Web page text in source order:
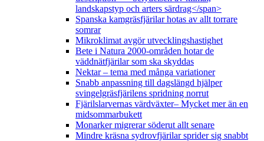
landskapstyp och arters särdrag</span>
Spanska kamgräsfjärilar hotas av allt torrare
somrar
Mikroklimat avgör utvecklingshastighet
Bete i Natura 2000-områden hotar de
väddnätfjärilar som ska skyddas
Nektar – tema med många variationer
Snabb anpassning till dagslängd hjälper
svingelgräsfjärilens spridning norrut
Fjärilslarvernas värdväxter– Mycket mer än en
midsommarbukett
Monarker migrerar söderut allt senare
Mindre kräsna sydrovfjärilar sprider sig snabbt